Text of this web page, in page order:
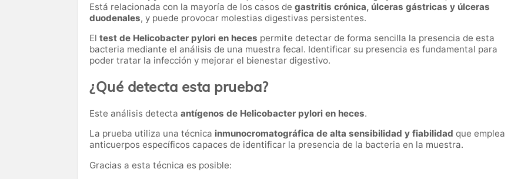
Está relacionada con la mayoría de los casos de gastritis crónica, úlceras gástricas y úlceras
duodenales, y puede provocar molestias digestivas persistentes.
El test de Helicobacter pylori en heces permite detectar de forma sencilla la presencia de esta
bacteria mediante el análisis de una muestra fecal. Identificar su presencia es fundamental para
poder tratar la infección y mejorar el bienestar digestivo.
¿Qué detecta esta prueba?
Este análisis detecta antígenos de Helicobacter pylori en heces.
La prueba utiliza una técnica inmunocromatográfica de alta sensibilidad y fiabilidad que emplea
anticuerpos específicos capaces de identificar la presencia de la bacteria en la muestra.
Gracias a esta técnica es posible: